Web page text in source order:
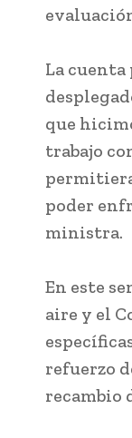
La cuenta
que
trabajo
poder
ministra.
En este
aire y el
refuerzo
recambio